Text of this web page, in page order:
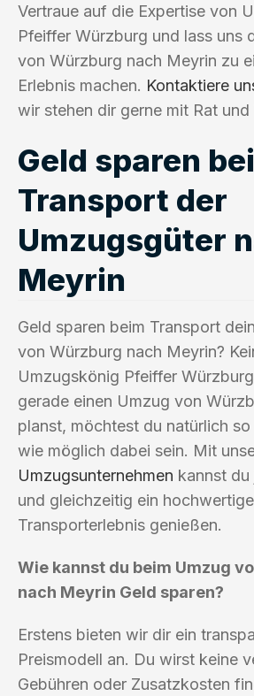
Vertraue auf die Expertise von
Pfeiffer Würzburg und lass uns
von Würzburg nach Meyrin zu
Erlebnis machen. Kontaktiere
wir stehen dir gerne mit Rat und
Geld sparen
Transport der
Umzugsgüter
Meyrin
Geld sparen beim Transport
von Würzburg nach Meyrin?
Umzugskönig Pfeiffer
gerade einen Umzug von
planst, möchtest du natürlich
wie möglich dabei sein. Mit
Umzugsunternehmen kannst du
und gleichzeitig ein
Transporterlebnis genießen.
Wie kannst du beim Umzug
nach Meyrin Geld sparen?
Erstens bieten wir dir ein
Preismodell an. Du wirst keine
Gebühren oder Zusatzkosten